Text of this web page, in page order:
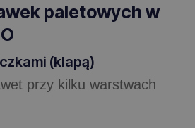
paletowych w
(klapą)
przy kilku warstwach